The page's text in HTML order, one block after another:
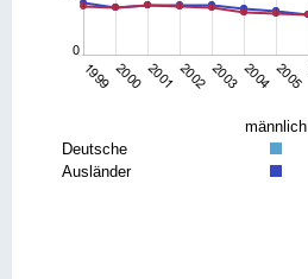
männlich
Deutsche
Ausländer